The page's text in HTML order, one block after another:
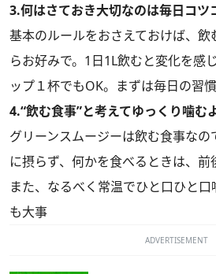
3.何はさておき大切なのは毎日コツ
基本のルールをおさえておけば、
らお好みで。1日1L飲むと変化を感
ップ１杯でもOK。まずは毎日の習
4.“飲む食事”と考えてゆっくり噛む
グリーンスムージーは飲む食事な
に摂らず、何かを食べるときは、前
また、なるべく常温でひと口ひと
も大事
ADVERTISEMENT